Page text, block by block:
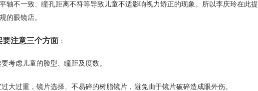
轴不一致、瞳孔距离不符等导致儿童不适影响视力矫正的现象。所以李庆玲在此
的眼镜店。
要注意三个方面 ：
考虑儿童的脸型、瞳距及度数。
大过重，镜片选择、不易碎的树脂镜片，避免由于镜片破碎造成眼外伤。